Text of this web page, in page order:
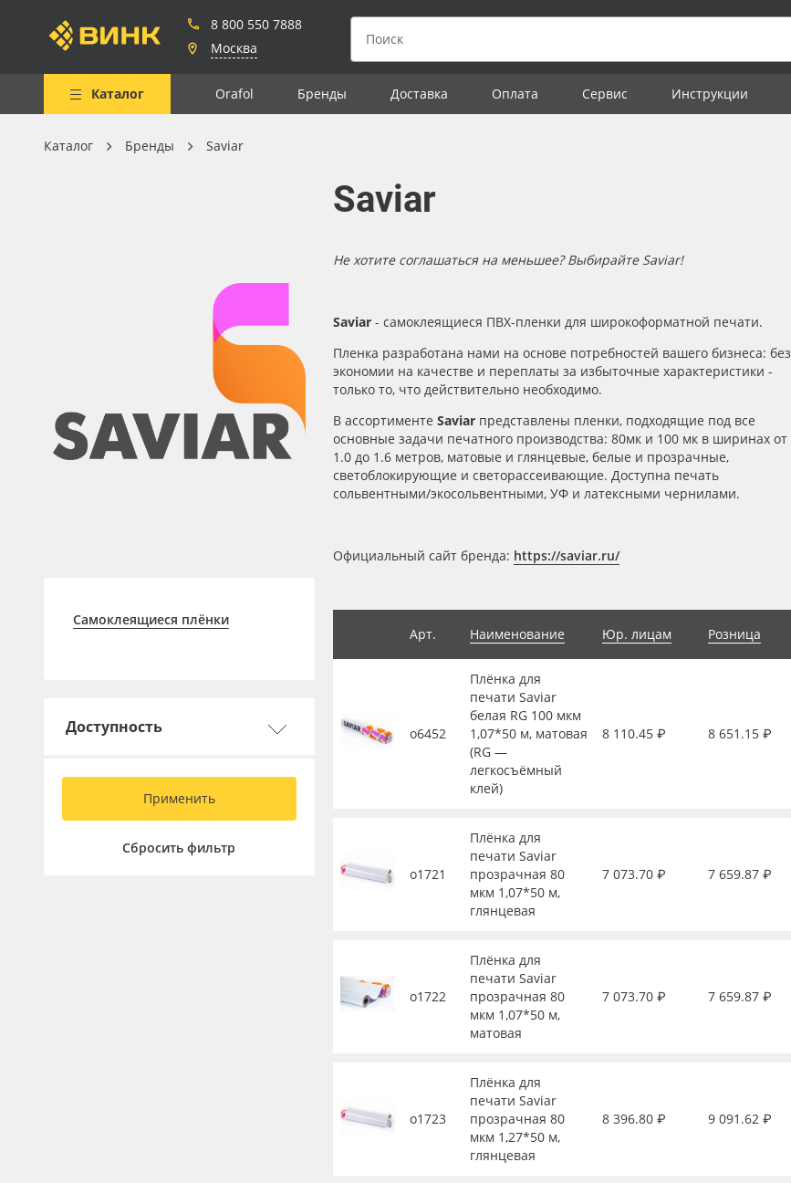
8 800 550 7888
Москва
Каталог Orafol Бренды Доставка Оплата Сервис Инструкции
Весь каталог
Клей, скотчи и крепёж
Профильные системы
Сублимация и термотрансфер
ПЭТ листовой
ПЭТ бэклит
Вспененный ПВХ
Каталог Бренды Saviar
Saviar
Не хотите соглашаться на меньшее? Выбирайте Saviar!
Saviar- самоклеящиеся ПВХ-пленки для широкоформатной печати.
Пленка разработана нами на основе потребностей вашего бизнеса: без
экономии на качестве и переплаты за избыточные характеристики -
только то, что действительно необходимо.
В ассортименте Saviarпредставлены пленки, подходящие под все
основные задачи печатного производства: 80мк и 100 мк в ширинах от
1.0 до 1.6 метров, матовые и глянцевые, белые и прозрачные,
светоблокирующие и светорассеивающие. Доступна печать
сольвентными/экосольвентными, УФ и латексными чернилами.
Официальный сайт бренда: https://saviar.ru/
Самоклеящиеся плёнки
Доступность
Применить
Сбросить фильтр
Арт. Наименование Юр. лицам Розница
о6452
Плёнка для
печати Saviar
белая RG 100 мкм
1,07*50 м, матовая
(RG —
легкосъёмный
клей)
8 110.45 ₽ 8 651.15 ₽
о1721
Плёнка для
печати Saviar
прозрачная 80
мкм 1,07*50 м,
глянцевая
7 073.70 ₽ 7 659.87 ₽
о1722
Плёнка для
печати Saviar
прозрачная 80
мкм 1,07*50 м,
матовая
7 073.70 ₽ 7 659.87 ₽
о1723
Плёнка для
печати Saviar
прозрачная 80
мкм 1,27*50 м,
глянцевая
8 396.80 ₽ 9 091.62 ₽